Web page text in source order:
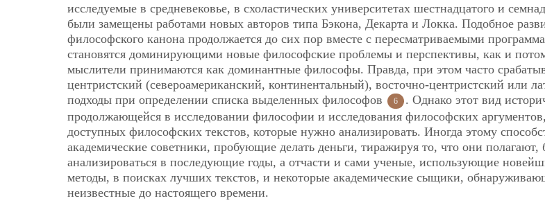
исследуемые в средневековье, в схоластических университетах шестнадцатого и
были замещены работами новых авторов типа Бэкона, Декарта и Локка. Подобное
философского канона продолжается до сих пор вместе с пересматриваемыми
становятся доминирующими новые философские проблемы и перспективы, как и
мыслители принимаются как доминантные философы. Правда, при этом часто
центристский (североамериканский, континентальный), восточно-центристский или
подходы при определении списка выделенных философов
6
. Однако этот вид
продолжающейся в исследовании философии и исследования философских
доступных философских текстов, которые нужно анализировать. Иногда этому
академические советники, пробующие делать деньги, тиражируя то, что они полагают,
анализироваться в последующие годы, а отчасти и сами ученые, использующие
методы, в поисках лучших текстов, и некоторые академические сыщики,
неизвестные до настоящего времени.